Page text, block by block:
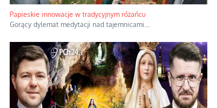
Papieskie innowacje w tradycyjnym różańcu
Gorący dylemat medytacji nad tajemnicami....